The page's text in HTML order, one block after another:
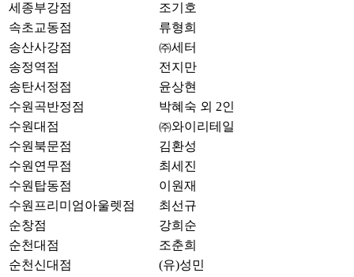
세종부강점
조기호
속초교동점
류형희
송산사강점
㈜세터
송정역점
전지만
송탄서정점
윤상현
수원곡반정점
박혜숙 외 2인
수원대점
㈜와이리테일
수원북문점
김환성
수원연무점
최세진
수원탑동점
이원재
수원프리미엄아울렛점
최선규
순창점
강희순
순천대점
조춘희
순천신대점
(유)성민